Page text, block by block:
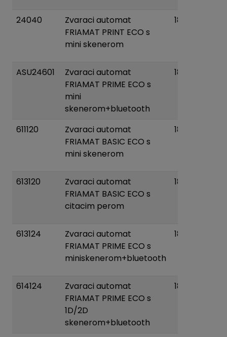
24040
Zvaraci automat
FRIAMAT PRINT ECO s
mini skenerom
18 kg
ASU24601
Zvaraci automat
FRIAMAT PRIME ECO s
mini
skenerom+bluetooth
18 kg
611120
Zvaraci automat
FRIAMAT BASIC ECO s
mini skenerom
18 kg
613120
Zvaraci automat
FRIAMAT BASIC ECO s
citacim perom
18 kg
613124
Zvaraci automat
FRIAMAT PRIME ECO s
miniskenerom+bluetooth
18 kg
614124
Zvaraci automat
FRIAMAT PRIME ECO s
1D/2D
skenerom+bluetooth
18 kg